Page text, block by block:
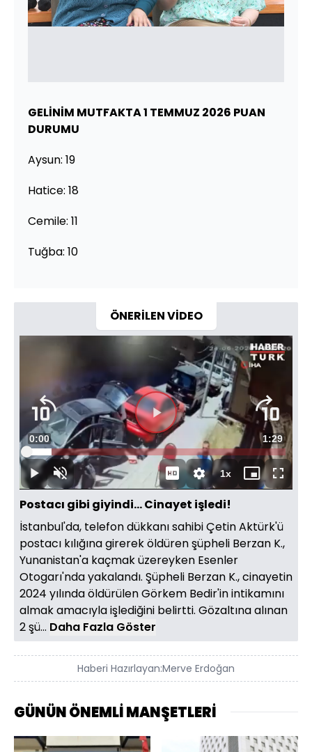
GELİNİM MUTFAKTA 1 TEMMUZ 2026 PUAN
DURUMU
Aysun: 19
Hatice: 18
Cemile: 11
Tuğba: 10
ÖNERİLEN VİDEO
Videoyu
Oynat
OynatSesi
Aç
Süre
0:00 Toplam
Süre
1:29
Yüklendi:
9.71%
1xOynatma
Hızı
Mini
oynatıcı
Tam
Ekran
Postacı gibi giyindi... Cinayet işledi!
İstanbul'da, telefon dükkanı sahibi Çetin Aktürk'ü
postacı kılığına girerek öldüren şüpheli Berzan K.,
Yunanistan'a kaçmak üzereyken Esenler
Otogarı'nda yakalandı. Şüpheli Berzan K., cinayetin
2024 yılında öldürülen Görkem Bedir'in intikamını
almak amacıyla işlediğini belirtti. Gözaltına alınan
2 şü... Daha Fazla Göster
Haberi Hazırlayan:Merve Erdoğan
GÜNÜN ÖNEMLİ MANŞETLERİ